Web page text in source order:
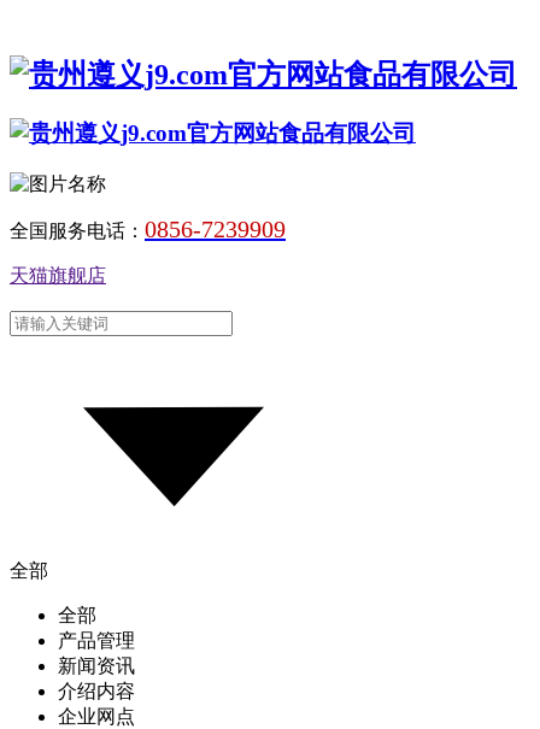
全国服务电话： 0856-7239909
天猫旗舰店
全部
全部
产品管理
新闻资讯
介绍内容
企业网点